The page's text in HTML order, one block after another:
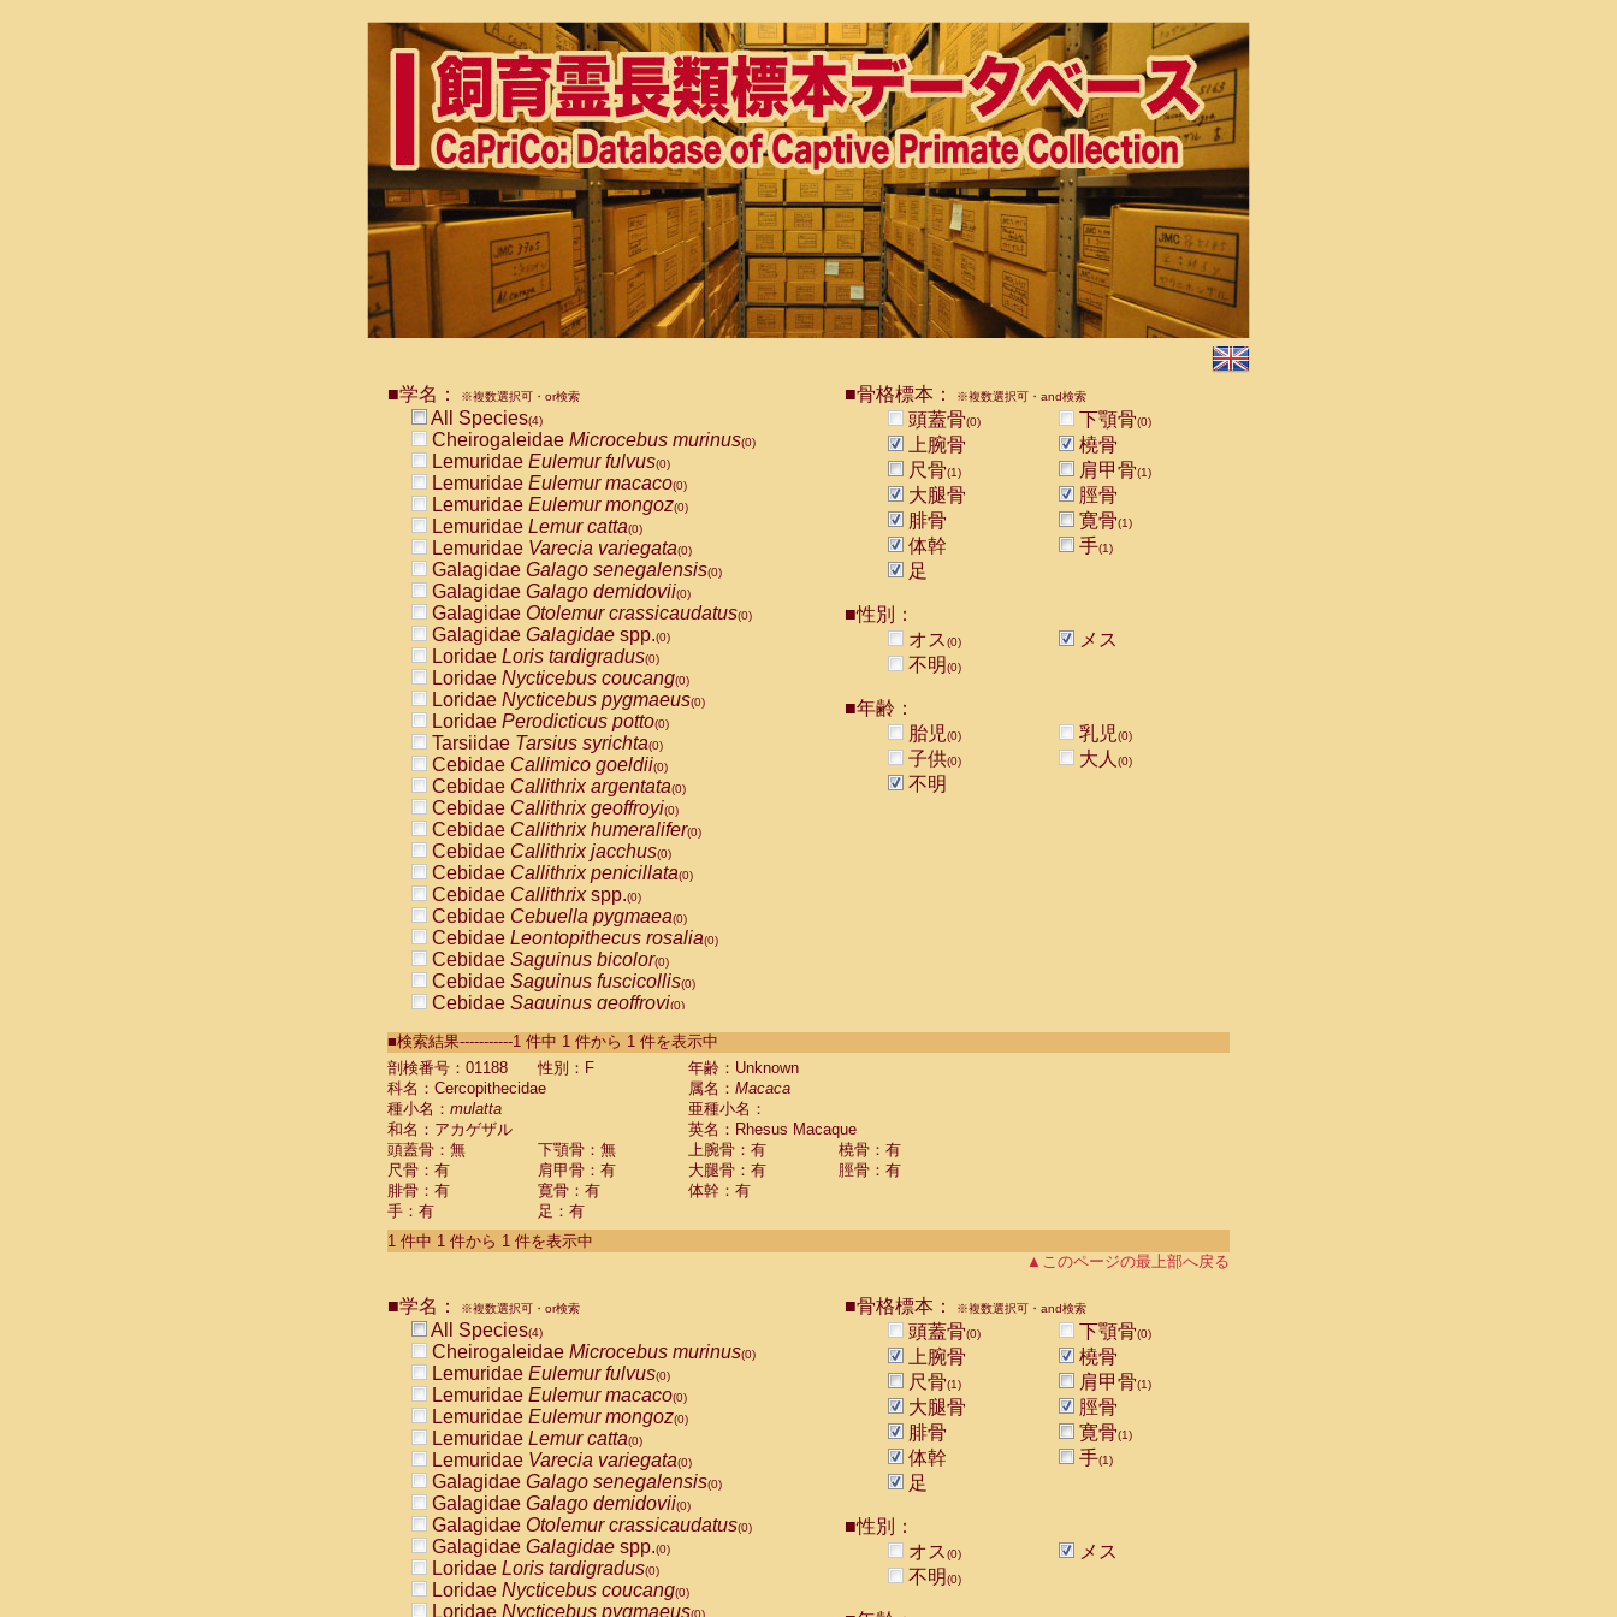
■学名： ※複数選択可・or検索
All Species(4)
Cheirogaleidae Microcebus murinus(0)
Lemuridae Eulemur fulvus(0)
Lemuridae Eulemur macaco(0)
Lemuridae Eulemur mongoz(0)
Lemuridae Lemur catta(0)
Lemuridae Varecia variegata(0)
Galagidae Galago senegalensis(0)
Galagidae Galago demidovii(0)
Galagidae Otolemur crassicaudatus(0)
Galagidae Galagidae spp.(0)
Loridae Loris tardigradus(0)
Loridae Nycticebus coucang(0)
Loridae Nycticebus pygmaeus(0)
Loridae Perodicticus potto(0)
Tarsiidae Tarsius syrichta(0)
Cebidae Callimico goeldii(0)
Cebidae Callithrix argentata(0)
Cebidae Callithrix geoffroyi(0)
Cebidae Callithrix humeralifer(0)
Cebidae Callithrix jacchus(0)
Cebidae Callithrix penicillata(0)
Cebidae Callithrixspp.(0)
Cebidae Cebuella pygmaea(0)
Cebidae Leontopithecus rosalia(0)
Cebidae Saguinus bicolor(0)
Cebidae Saguinus fuscicollis(0)
Cebidae Saguinus geoffroyi(0)
CebidaeSaguinus labiatus(0)
Cebidae Saguinus leucopus (0)
CebidaeSaguinus midas
Cebidae
CebidaeSaguinus nigricollis (1)
Cebidae Saguinus oedipus
Cebidae Saguinus weddelli
Cebidae Saguinusspp.
Cebidae Aotus trivirgatus
Cebidae Cebus albifrons
CebidaeCebus nigrivittatus
CebidaeCebus
CebidaeSaimiri boliviensis(0)
CebidaeSaimiri sciureus(0)
AtelidaeAlouatta caraya(0)
AtelidaeAlouatta fusca(0)
AtelidaeAlouatta seniculus
AtelidaeAlouattaspp.(0)
AtelidaeAteles belzebuth(0)
AtelidaeAteles geoffroyi(0)
AtelidaeAteles paniscus(0)
AtelidaeAtelesspp.(0)
Atelidae Lagothrix lagothricha
AtelidaeLagothrix lagothricha cana
PitheciidaeCacajao calvus rubicundus
■骨格標本： ※複数選択可・and検索
頭蓋骨(0) 下顎骨(0)
上腕骨
橈骨
尺骨(1) 肩甲骨(1)
大腿骨
脛骨
腓骨
寛骨(1)
体幹 手(1)
足
■性別：
オス(0)
メス
不明(0)
■年齢：
胎児(0) 乳児(0)
子供(0) 大人 (0)
不明
■検索結果-----------1 件中 1 件から 1 件を表示中
剖検番号：01188
性別：F
年齢：Unknown
科名：Cercopithecidae
属名： Macaca
種小名： mulatta
亜種小名：
和名：アカゲザル
英名：Rhesus Macaque
頭蓋骨：無
下顎骨：無 上腕骨：有
橈骨：有
尺骨：有
肩甲骨：有 大腿骨：有
脛骨：有
腓骨：有
寛骨：有
体幹：有
手：有
足：有
1 件中 1 件から 1 件を表示中
▲このページの最上部へ戻る
■学名： ※複数選択可・or検索
All Species(4)
Cheirogaleidae Microcebus murinus(0)
Lemuridae Eulemur fulvus(0)
Lemuridae Eulemur macaco(0)
Lemuridae Eulemur mongoz(0)
Lemuridae Lemur catta(0)
Lemuridae Varecia variegata(0)
Galagidae Galago senegalensis(0)
Galagidae Galago demidovii(0)
Galagidae Otolemur crassicaudatus(0)
Galagidae Galagidae spp.(0)
Loridae Loris tardigradus(0)
Loridae Nycticebus coucang(0)
Loridae Nycticebus pygmaeus(0)
■骨格標本： ※複数選択可・and検索
頭蓋骨(0) 下顎骨(0)
上腕骨
橈骨
尺骨(1) 肩甲骨(1)
大腿骨
脛骨
腓骨
寛骨(1)
体幹 手(1)
足
■性別：
オス(0)
メス
不明(0)